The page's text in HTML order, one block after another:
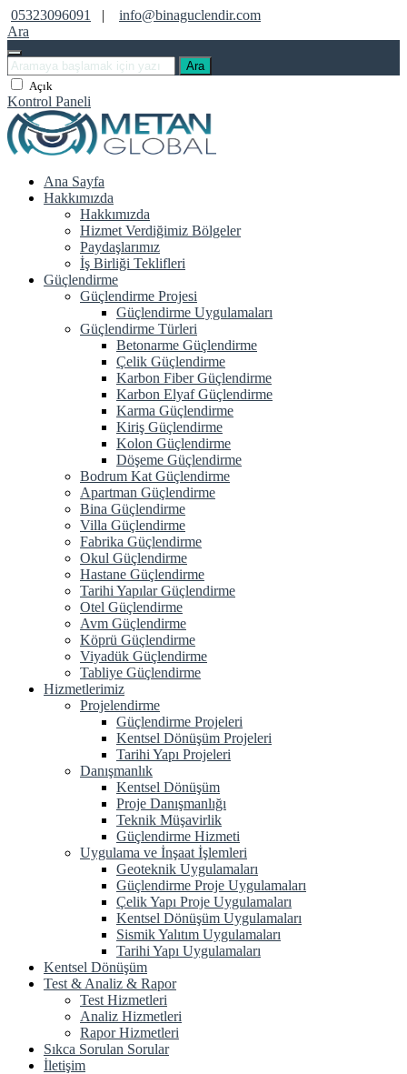
05323096091 |
info@binaguclendir.com
Ara
Ara
Açık
Kontrol Paneli
Ana Sayfa
Hakkımızda
Hakkımızda
Hizmet Verdiğimiz Bölgeler
Paydaşlarımız
İş Birliği Teklifleri
Güçlendirme
Güçlendirme Projesi
Güçlendirme Uygulamaları
Güçlendirme Türleri
Betonarme Güçlendirme
Çelik Güçlendirme
Karbon Fiber Güçlendirme
Karbon Elyaf Güçlendirme
Karma Güçlendirme
Kiriş Güçlendirme
Kolon Güçlendirme
Döşeme Güçlendirme
Bodrum Kat Güçlendirme
Apartman Güçlendirme
Bina Güçlendirme
Villa Güçlendirme
Fabrika Güçlendirme
Okul Güçlendirme
Hastane Güçlendirme
Tarihi Yapılar Güçlendirme
Otel Güçlendirme
Avm Güçlendirme
Köprü Güçlendirme
Viyadük Güçlendirme
Tabliye Güçlendirme
Hizmetlerimiz
Projelendirme
Güçlendirme Projeleri
Kentsel Dönüşüm Projeleri
Tarihi Yapı Projeleri
Danışmanlık
Kentsel Dönüşüm
Proje Danışmanlığı
Teknik Müşavirlik
Güçlendirme Hizmeti
Uygulama ve İnşaat İşlemleri
Geoteknik Uygulamaları
Güçlendirme Proje Uygulamaları
Çelik Yapı Proje Uygulamaları
Kentsel Dönüşüm Uygulamaları
Sismik Yalıtım Uygulamaları
Tarihi Yapı Uygulamaları
Kentsel Dönüşüm
Test & Analiz & Rapor
Test Hizmetleri
Analiz Hizmetleri
Rapor Hizmetleri
Sıkca Sorulan Sorular
İletişim